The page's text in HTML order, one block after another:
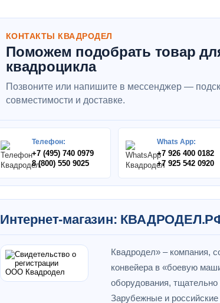
КОНТАКТЫ КВАДРОДЕЛ
Поможем подобрать товар
квадроцикла
Позвоните или напишите в мессенджер —
совместимости и доставке.
Телефон:
+7 (495) 740 0979
8 (800) 550 9025
Whats App:
+7 926 400 0182
+7 925 542 0920
Интернет-магазин:
Квадродел» – компания,
конвейера в «боевую
оборудования, тщательно
Зарубежные и